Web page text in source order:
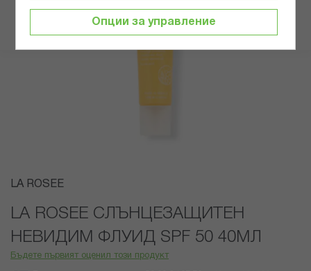
Преминете
началото
галерия
със
LA ROSEE
LA ROSEE СЛЪНЦЕЗАЩИТЕН
НЕВИДИМ ФЛУИД SPF 50 40МЛ
Бъдете първият оценил този продукт
Опции за управление